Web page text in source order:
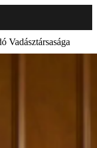
Vadásztársasága